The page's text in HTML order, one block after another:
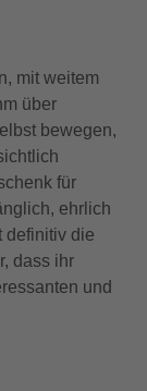
mit weitem
über
bewegen,
für
ehrlich
definitiv die
dass ihr
und